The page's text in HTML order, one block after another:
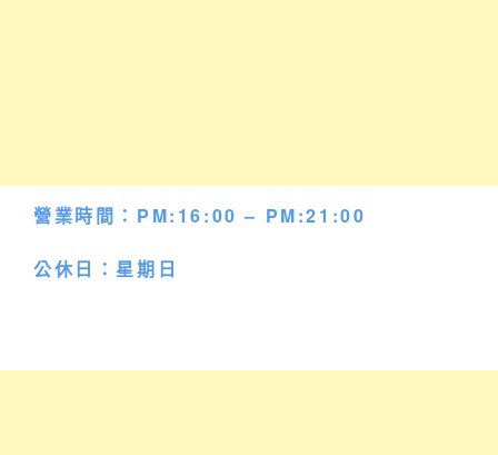
營業時間：PM:16:00 – PM:21:00
公休日：星期日